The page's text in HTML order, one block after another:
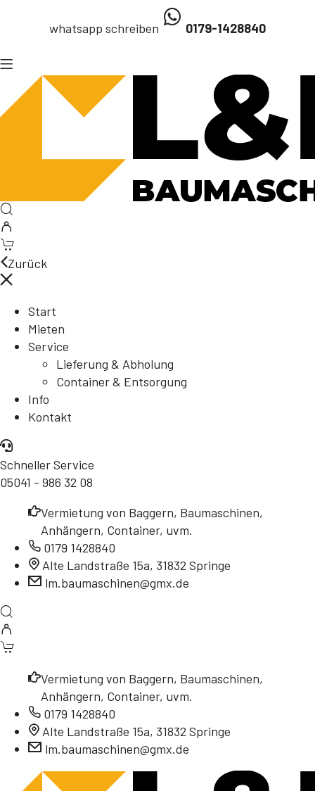
whatsapp schreiben 0179-1428840
Zurück
Start
Mieten
Service
Lieferung & Abholung
Container & Entsorgung
Info
Kontakt
Schneller Service
05041 - 986 32 08
Vermietung von Baggern, Baumaschinen,
Anhängern, Container, uvm.
0179 1428840
Alte Landstraße 15a, 31832 Springe
lm.baumaschinen@gmx.de
Vermietung von Baggern, Baumaschinen,
Anhängern, Container, uvm.
0179 1428840
Alte Landstraße 15a, 31832 Springe
lm.baumaschinen@gmx.de